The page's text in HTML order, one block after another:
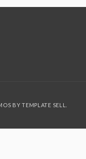
BYTEMPLATE SELL